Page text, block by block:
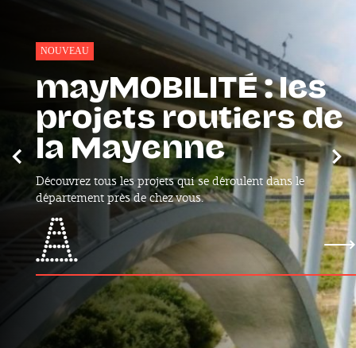
Précédent
mayMOBILITÉ : les
projets routiers de
la Mayenne
NOUVEAU
Découvrez tous les projets qui se déroulent dans le
département près de chez vous.
mayMOBILITÉ : les projets routiers de la